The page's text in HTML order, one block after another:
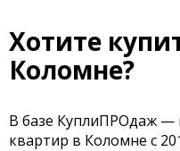
Хотите
Коломне?
В базе КуплиПРОдаж —
квартир в Коломне с